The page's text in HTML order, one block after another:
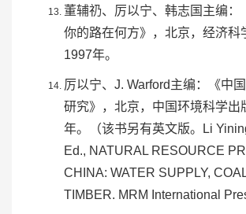
董辅礽、厉以宁、 韩志国 主编：
你的路在何方》，北京，经济科
1997年。
厉以宁、J. Warford主编：《中
研究》，北京， 中国环境科学出
年。（该书另有英文版。Li
Ed., NATURAL RESOURCE
CHINA: WATER SUPPLY,
TIMBER. MRM International